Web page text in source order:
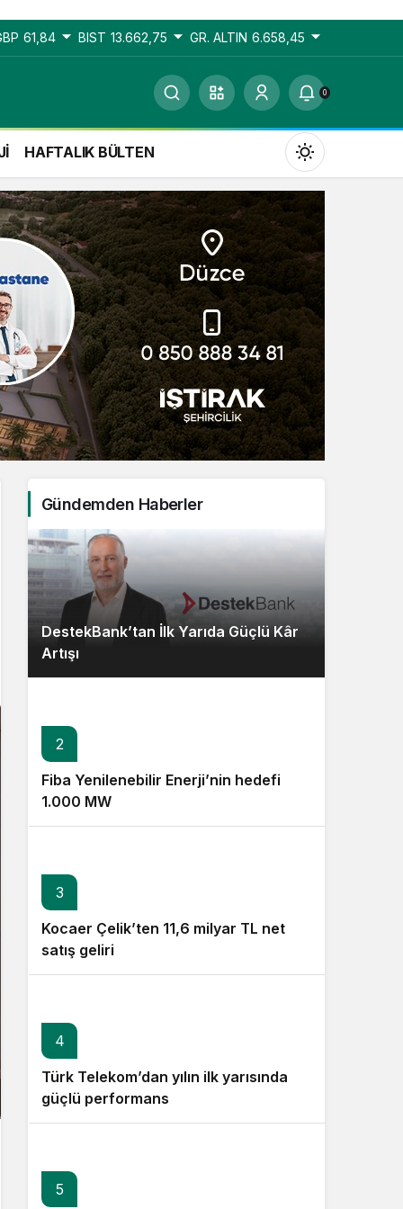
61,84 BIST 13.662,75 GR. ALTIN 6.658,45
0
HAFTALIK BÜLTEN
Gündüz Modu
Gündüz modunu seçin.
Gece Modu
Gece modunu seçin.
Sistem Modu
Sistem modunu seçin.
Gündemden Haberler
DestekBank’tan İlk Yarıda Güçlü Kâr
Artışı
2
Fiba Yenilenebilir Enerji’nin hedefi
1.000 MW
3
Kocaer Çelik’ten 11,6 milyar TL net
satış geliri
4
Türk Telekom’dan yılın ilk yarısında
güçlü performans
5